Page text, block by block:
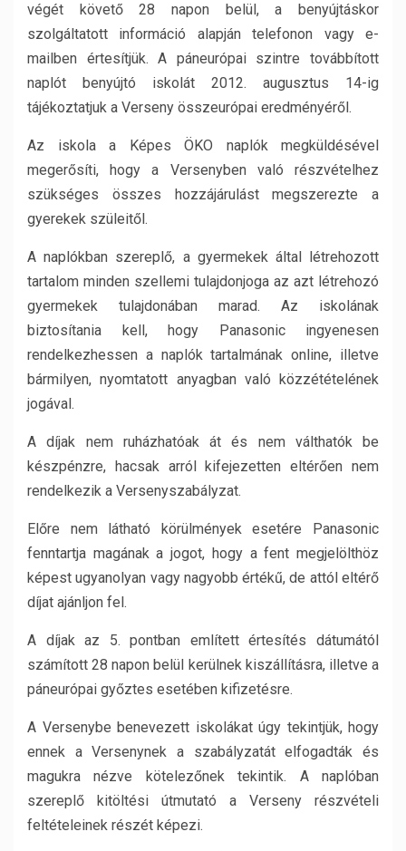
végét követő 28 napon belül, a benyújtáskor
szolgáltatott információ alapján telefonon vagy e-
mailben értesítjük. A páneurópai szintre továbbított
naplót benyújtó iskolát 2012. augusztus 14-ig
tájékoztatjuk a Verseny összeurópai eredményéről.
Az iskola a Képes ÖKO naplók megküldésével
megerősíti, hogy a Versenyben való részvételhez
szükséges összes hozzájárulást megszerezte a
gyerekek szüleitől.
A naplókban szereplő, a gyermekek által létrehozott
tartalom minden szellemi tulajdonjoga az azt létrehozó
gyermekek tulajdonában marad. Az iskolának
biztosítania kell, hogy Panasonic ingyenesen
rendelkezhessen a naplók tartalmának online, illetve
bármilyen, nyomtatott anyagban való közzétételének
jogával.
A díjak nem ruházhatóak át és nem válthatók be
készpénzre, hacsak arról kifejezetten eltérően nem
rendelkezik a Versenyszabályzat.
Előre nem látható körülmények esetére Panasonic
fenntartja magának a jogot, hogy a fent megjelölthöz
képest ugyanolyan vagy nagyobb értékű, de attól eltérő
díjat ajánljon fel.
A díjak az 5. pontban említett értesítés dátumától
számított 28 napon belül kerülnek kiszállításra, illetve a
páneurópai győztes esetében kifizetésre.
A Versenybe benevezett iskolákat úgy tekintjük, hogy
ennek a Versenynek a szabályzatát elfogadták és
magukra nézve kötelezőnek tekintik. A naplóban
szereplő kitöltési útmutató a Verseny részvételi
feltételeinek részét képezi.